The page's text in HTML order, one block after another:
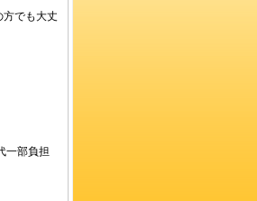
でも大丈
一部負担